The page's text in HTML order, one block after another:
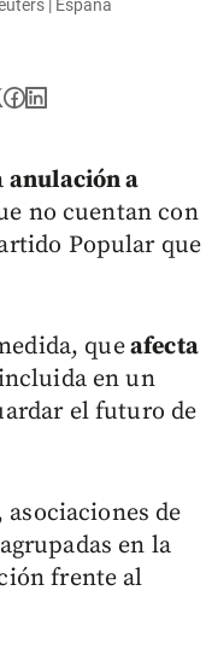
| España
anulación a
no cuentan con
Popular que
queafecta
en un
el futuro de
asociaciones de
en la
frente al